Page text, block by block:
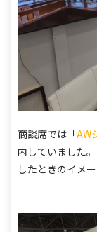
商談席では「AW
内していました。
したときのイメ